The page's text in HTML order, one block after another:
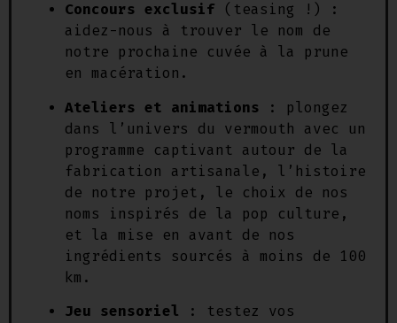
Concours exclusif (teasing !) :
aidez-nous à trouver le nom de
notre prochaine cuvée à la prune
en macération.
Ateliers et animations : plongez
dans l’univers du vermouth avec un
programme captivant autour de la
fabrication artisanale, l’histoire
de notre projet, le choix de nos
noms inspirés de la pop culture,
et la mise en avant de nos
ingrédients sourcés à moins de 100
km.
Jeu sensoriel
: testez vos